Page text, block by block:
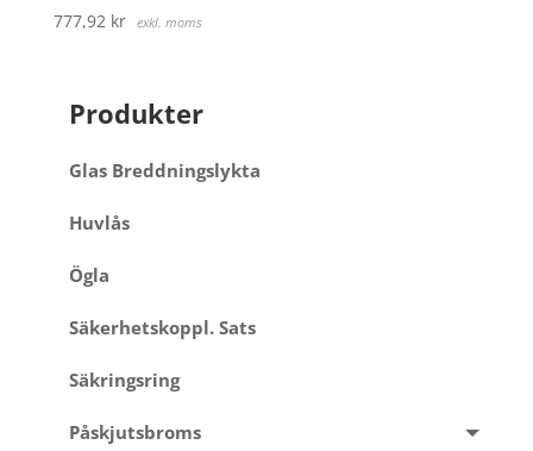
777,92 kr exkl. moms
Produkter
Glas Breddningslykta
Huvlås
Ögla
Säkerhetskoppl. Sats
Säkringsring
Påskjutsbroms